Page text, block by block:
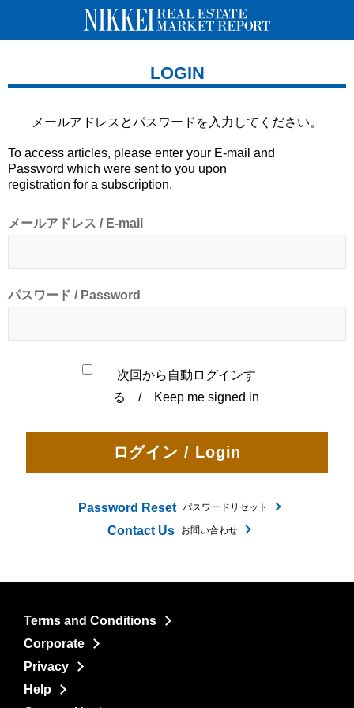
LOGIN
メールアドレスとパスワードを 入力してください。
To access articles, please enter your E-mail and
Password which were sent to you upon
registration for a subscription.
メールアドレス / E-mail
パスワード / Password
次回から自動ログインす
る / Keep me signed in
Password Reset パスワードリセット
Contact Us お問い合わせ
Terms and Conditions
Corporate
Privacy
Help